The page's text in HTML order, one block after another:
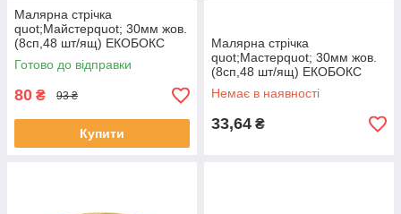
Малярна стрічка
quot;Майстерquot; 30мм жов.
(8сп,48 шт/ящ) ЕКОБОКС
Готово до відправки
80 ₴ 93 ₴
Купити
Малярна стрічка
quot;Мастерquot; 30мм жов.
(8сп,48 шт/ящ) ЕКОБОКС
Немає в наявності
33,64 ₴